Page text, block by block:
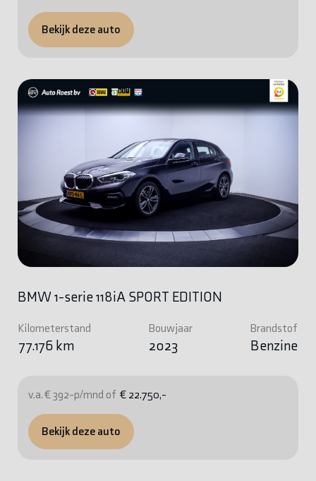
Bekijk deze auto
BMW 1-serie 118iA SPORT EDITION
Kilometerstand
77.176 km
Bouwjaar
2023
Brandstof
Benzine
v.a. € 392-p/mnd of € 22.750,-
Bekijk deze auto